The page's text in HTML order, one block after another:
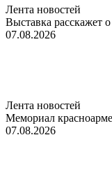
Лента новостей
Выставка расскажет
07.08.2026
Лента новостей
Мемориал
07.08.2026